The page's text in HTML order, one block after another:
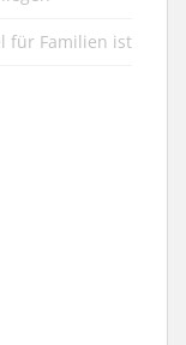
für Familien ist